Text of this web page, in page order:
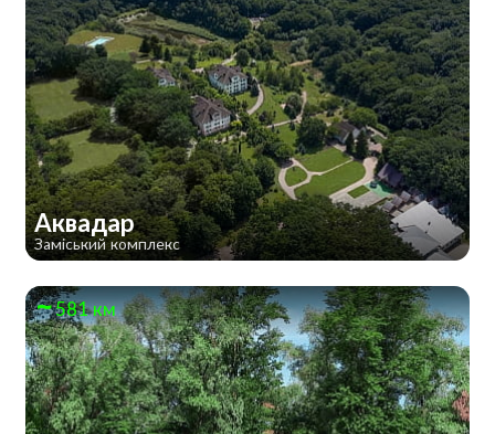
Аквадар
Заміський комплекс
581 км